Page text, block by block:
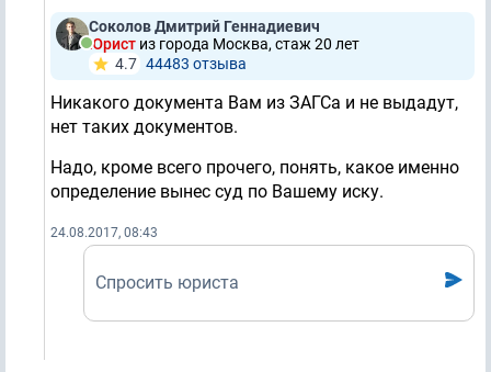
Соколов Дмитрий Геннадиевич
Юрист из города Москва, стаж 20 лет
4.7 44483 отзывa
Никакого документа Вам из ЗАГСа и не выдадут,
нет таких документов.
Надо, кроме всего прочего, понять, какое именно
определение вынес суд по Вашему иску.
24.08.2017, 08:43
Спросить юриста